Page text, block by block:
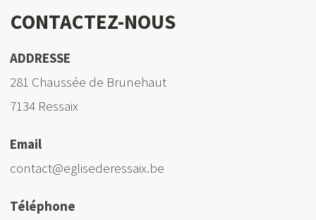
CONTACTEZ-NOUS
ADDRESSE
281 Chaussée de Brunehaut
7134 Ressaix
Email
contact@eglisederessaix.be
Téléphone